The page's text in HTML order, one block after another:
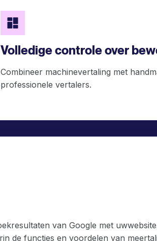
Volledige controle over
Combineer machinevertaling met
professionele vertalers.